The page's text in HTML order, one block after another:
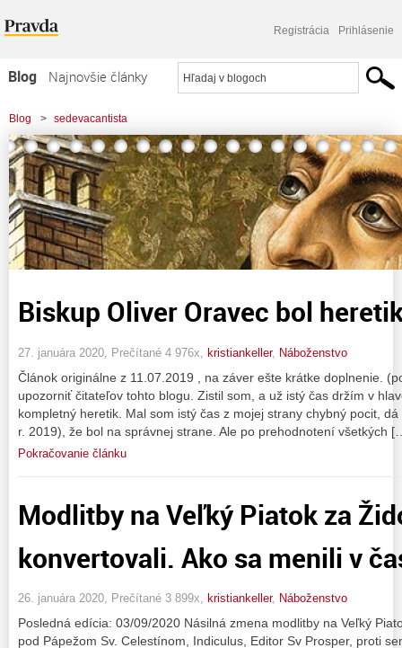
Registrácia Prihlásenie
Blog
Najnovšie články
Najčítanejšie články
Najkomentovanejšie články
Zoznam blogov
Komerčné blogy
Blog > sedevacantista
Biskup Oliver Oravec bol
27. januára 2020, Prečítané 4 976x, kristiankeller, Náboženstvo
Článok originálne z 11.07.2019 , na záver ešte krátke doplnenie.
upozorniť čitateľov tohto blogu. Zistil som, a už istý čas držím v
kompletný heretik. Mal som istý čas z mojej strany chybný pocit,
r. 2019), že bol na správnej strane. Ale po prehodnotení všetkých
Pokračovanie článku
Modlitby na Veľký Piatok za
konvertovali. Ako sa menili v
26. januára 2020, Prečítané 3 899x, kristiankeller, Náboženstvo
Posledná edícia: 03/09/2020 Násilná zmena modlitby na Veľký
pod Pápežom Sv. Celestínom, Indiculus, Editor Sv Prosper, proti